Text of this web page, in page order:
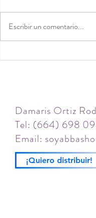
Diseña un blog increíble
Escribir un comentario...
Damaris Ortiz
Tel: (664) 698
Email:
¡Quiero distribuir!